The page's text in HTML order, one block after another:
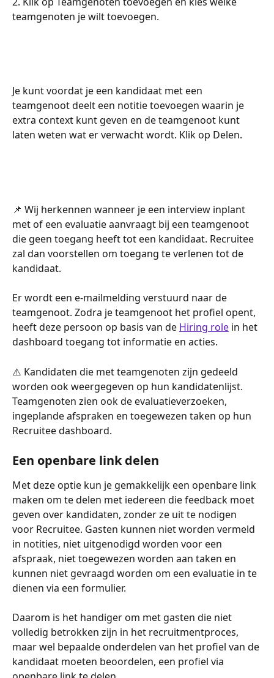
teamgenoten je wilt toevoegen.
Je kunt voordat je een kandidaat met een
teamgenoot deelt een notitie toevoegen waarin je
extra context kunt geven en de teamgenoot kunt
laten weten wat er verwacht wordt. Klik op Delen.
📌 Wij herkennen wanneer je een interview inplant
met of een evaluatie aanvraagt bij een teamgenoot
die geen toegang heeft tot een kandidaat. Recruitee
zal dan voorstellen om toegang te verlenen tot de
kandidaat.
Er wordt een e-mailmelding verstuurd naar de
teamgenoot. Zodra je teamgenoot het profiel opent,
heeft deze persoon op basis van de Hiring role in het
dashboard toegang tot informatie en acties.
⚠️ Kandidaten die met teamgenoten zijn gedeeld
worden ook weergegeven op hun kandidatenlijst.
Teamgenoten zien ook de evaluatieverzoeken,
ingeplande afspraken en toegewezen taken op hun
Recruitee dashboard.
Een openbare link delen
Met deze optie kun je gemakkelijk een openbare link
maken om te delen met iedereen die feedback moet
geven over kandidaten, zonder ze uit te nodigen
voor Recruitee. Gasten kunnen niet worden vermeld
in notities, niet uitgenodigd worden voor een
afspraak, niet toegewezen worden aan taken en
kunnen niet gevraagd worden om een evaluatie in te
dienen via een formulier.
Daarom is het handiger om met gasten die niet
volledig betrokken zijn in het recruitmentproces,
maar wel bepaalde onderdelen van het profiel van de
kandidaat moeten beoordelen, een profiel via